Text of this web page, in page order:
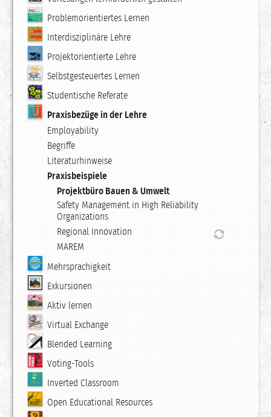
Problemorientiertes Lernen
Interdisziplinäre Lehre
Projektorientierte Lehre
Selbstgesteuertes Lernen
Studentische Referate
Praxisbezüge in der Lehre
Employability
Begriffe
Literaturhinweise
Praxisbeispiele
Projektbüro Bauen & Umwelt
Safety Management in High Reliability
Organizations
Regional Innovation
MAREM
Mehrsprachigkeit
Exkursionen
Aktiv lernen
Virtual Exchange
Blended Learning
Voting-Tools
Inverted Classroom
Open Educational Resources